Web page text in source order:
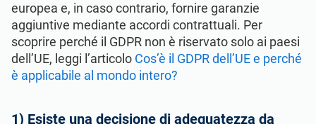
europea e, in caso contrario, fornire garanzie
aggiuntive mediante accordi contrattuali. Per
scoprire perché il GDPR non è riservato solo ai paesi
dell’UE, leggi l’articolo Cos’è il GDPR dell’UE e perché
è applicabile al mondo intero?
1) Esiste una decisione di adeguatezza da